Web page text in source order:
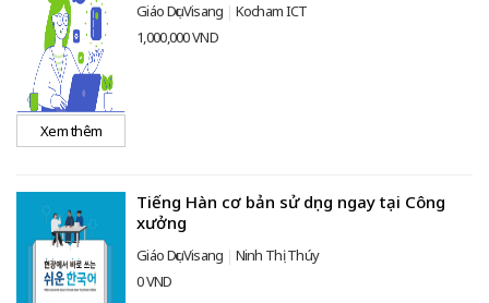
Giáo Dục Visang
Kocham ICT
1,000,000 VND
Xem thêm
Tiếng Hàn cơ bản sử dụng ngay tại Công
xưởng
Giáo Dục Visang
Ninh Thị Thúy
0 VND